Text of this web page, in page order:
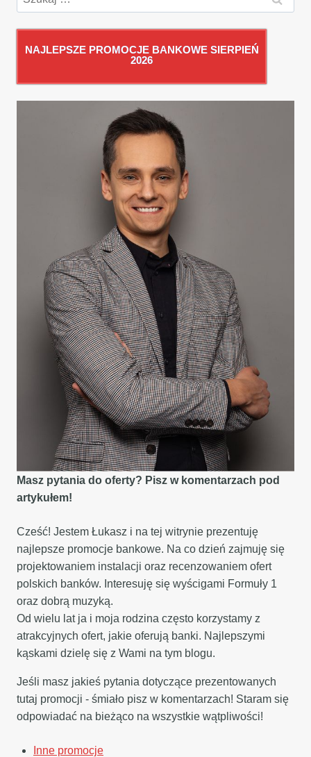
NAJLEPSZE PROMOCJE BANKOWE SIERPIEŃ
2026
Masz pytania do oferty? Pisz w komentarzach pod
artykułem!
Cześć! Jestem Łukasz i na tej witrynie prezentuję
najlepsze promocje bankowe. Na co dzień zajmuję się
projektowaniem instalacji oraz recenzowaniem ofert
polskich banków. Interesuję się wyścigami Formuły 1
oraz dobrą muzyką.
Od wielu lat ja i moja rodzina często korzystamy z
atrakcyjnych ofert, jakie oferują banki. Najlepszymi
kąskami dzielę się z Wami na tym blogu.
Jeśli masz jakieś pytania dotyczące prezentowanych
tutaj promocji - śmiało pisz w komentarzach! Staram się
odpowiadać na bieżąco na wszystkie wątpliwości!
Inne promocje